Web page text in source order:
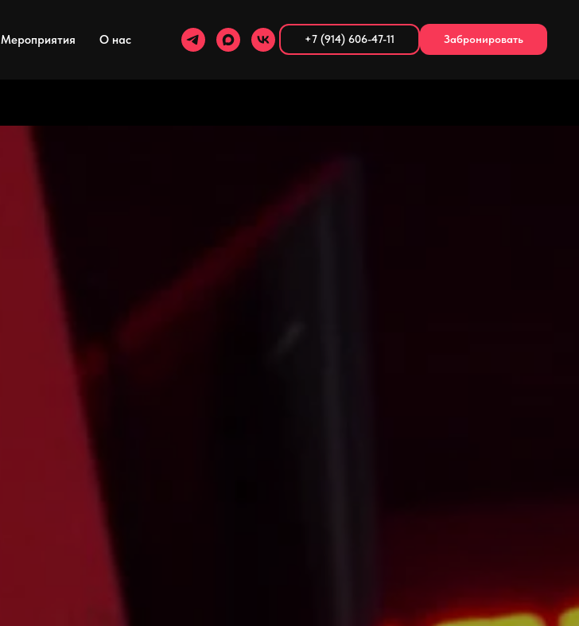
Мероприятия О нас +7 (914) 606-47-11 Забронировать